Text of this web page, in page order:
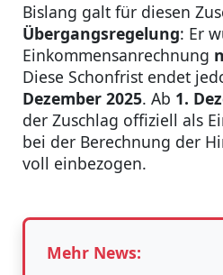
Bislang galt für diesen
Übergangsregelung: Er
Einkommensanrechnung
Diese Schonfrist endet
Dezember 2025. Ab 1.
der Zuschlag offiziell als
bei der Berechnung der
voll einbezogen.
Mehr News: